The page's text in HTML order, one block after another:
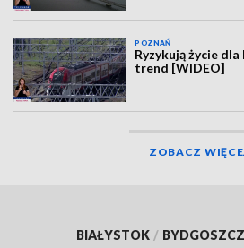
POZNAŃ
Ryzykują życie
trend [WIDEO]
ZOBACZ
BIAŁYSTOK / BYDGOSZCZ